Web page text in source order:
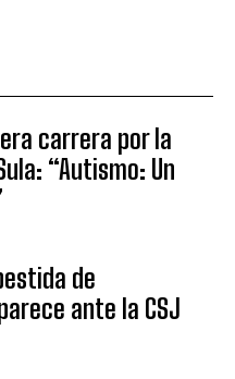
carrera por la
“Autismo: Un
de
ante la CSJ